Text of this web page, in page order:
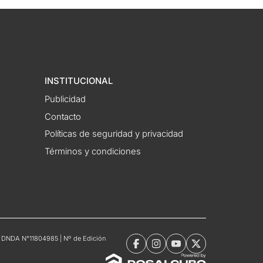
INSTITUCIONAL
Publicidad
Contacto
Políticas de seguridad y privacidad
Términos y condiciones
N°11804985 | Nº de Edición